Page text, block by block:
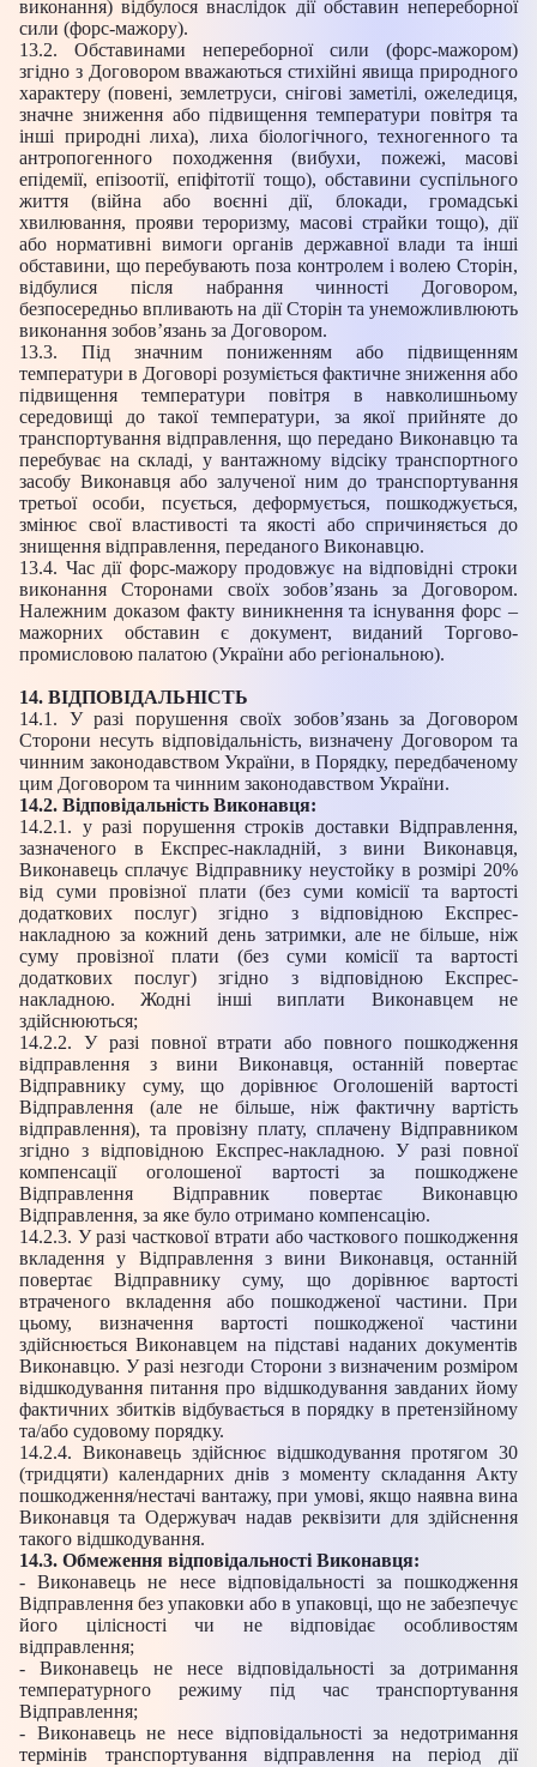
виконання) відбулося внаслідок дії обставин непереборної
сили (форс-мажору).
13.2. Обставинами непереборної сили (форс-мажором)
згідно з Договором вважаються стихійні явища природного
характеру (повені, землетруси, снігові заметілі, ожеледиця,
значне зниження або підвищення температури повітря та
інші природні лиха), лиха біологічного, техногенного та
антропогенного походження (вибухи, пожежі, масові
епідемії, епізоотії, епіфітотії тощо), обставини суспільного
життя (війна або воєнні дії, блокади, громадські
хвилювання, прояви тероризму, масові страйки тощо), дії
або нормативні вимоги органів державної влади та інші
обставини, що перебувають поза контролем і волею Сторін,
відбулися після набрання чинності Договором,
безпосередньо впливають на дії Сторін та унеможливлюють
виконання зобов’язань за Договором.
13.3. Під значним пониженням або підвищенням
температури в Договорі розуміється фактичне зниження або
підвищення температури повітря в навколишньому
середовищі до такої температури, за якої прийняте до
транспортування відправлення, що передано Виконавцю та
перебуває на складі, у вантажному відсіку транспортного
засобу Виконавця або залученої ним до транспортування
третьої особи, псується, деформується, пошкоджується,
змінює свої властивості та якості або спричиняється до
знищення відправлення, переданого Виконавцю.
13.4. Час дії форс-мажору продовжує на відповідні строки
виконання Сторонами своїх зобов’язань за Договором.
Належним доказом факту виникнення та існування форс –
мажорних обставин є документ, виданий Торгово-
промисловою палатою (України або регіональною).
14. ВІДПОВІДАЛЬНІСТЬ
14.1. У разі порушення своїх зобов’язань за Договором
Сторони несуть відповідальність, визначену Договором та
чинним законодавством України, в Порядку, передбаченому
цим Договором та чинним законодавством України.
14.2. Відповідальність Виконавця:
14.2.1. у разі порушення строків доставки Відправлення,
зазначеного в Експрес-накладній, з вини Виконавця,
Виконавець сплачує Відправнику неустойку в розмірі 20%
від суми провізної плати (без суми комісії та вартості
додаткових послуг) згідно з відповідною Експрес-
накладною за кожний день затримки, але не більше, ніж
суму провізної плати (без суми комісії та вартості
додаткових послуг) згідно з відповідною Експрес-
накладною. Жодні інші виплати Виконавцем не
здійснюються;
14.2.2. У разі повної втрати або повного пошкодження
відправлення з вини Виконавця, останній повертає
Відправнику суму, що дорівнює Оголошеній вартості
Відправлення (але не більше, ніж фактичну вартість
відправлення), та провізну плату, сплачену Відправником
згідно з відповідною Експрес-накладною. У разі повної
компенсації оголошеної вартості за пошкоджене
Відправлення Відправник повертає Виконавцю
Відправлення, за яке було отримано компенсацію.
14.2.3. У разі часткової втрати або часткового пошкодження
вкладення у Відправлення з вини Виконавця, останній
повертає Відправнику суму, що дорівнює вартості
втраченого вкладення або пошкодженої частини. При
цьому, визначення вартості пошкодженої частини
здійснюється Виконавцем на підставі наданих документів
Виконавцю. У разі незгоди Сторони з визначеним розміром
відшкодування питання про відшкодування завданих йому
фактичних збитків відбувається в порядку в претензійному
та/або судовому порядку.
14.2.4. Виконавець здійснює відшкодування протягом 30
(тридцяти) календарних днів з моменту складання Акту
пошкодження/нестачі вантажу, при умові, якщо наявна вина
Виконавця та Одержувач надав реквізити для здійснення
такого відшкодування.
14.3. Обмеження відповідальності Виконавця:
- Виконавець не несе відповідальності за пошкодження
Відправлення без упаковки або в упаковці, що не забезпечує
його цілісності чи не відповідає особливостям
відправлення;
- Виконавець не несе відповідальності за дотримання
температурного режиму під час транспортування
Відправлення;
- Виконавець не несе відповідальності за недотримання
термінів транспортування відправлення на період дії